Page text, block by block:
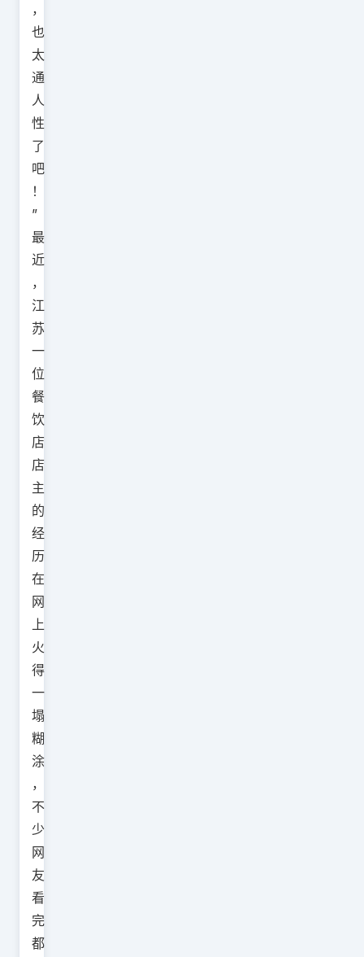
，
也
太
通
人
性
了
吧
！
”
最
近
，
江
苏
一
位
餐
饮
店
店
主
的
经
历
在
网
上
火
得
一
塌
糊
涂
，
不
少
网
友
看
完
都